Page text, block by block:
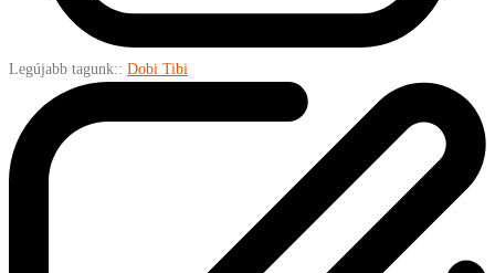
Legújabb tagunk:: Dobi Tibi